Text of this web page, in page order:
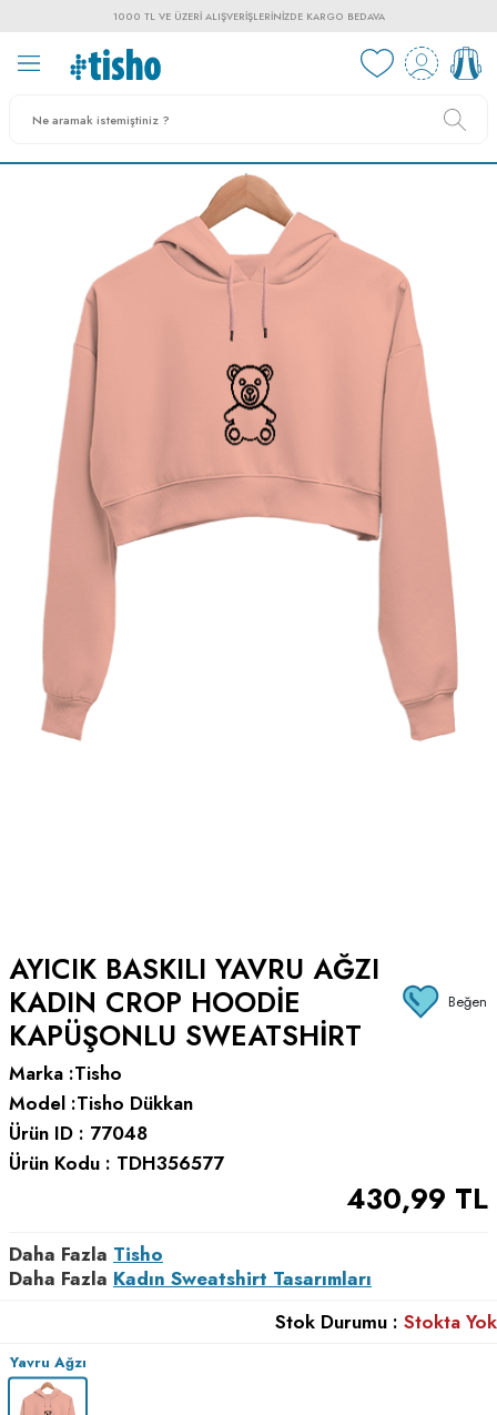
1000 TL VE ÜZERI ALIŞVERIŞLERINIZDE KARGO BEDAVA
AYICIK BASKILI YAVRU AĞZI
KADIN CROP HOODIE
KAPÜŞONLU SWEATSHIRT
Beğen
Marka :Tisho
Model :Tisho Dükkan
Ürün ID : 77048
Ürün Kodu : TDH356577
430,99 TL
Daha Fazla Tisho
Daha Fazla Kadın Sweatshirt Tasarımları
Stok Durumu : Stokta Yok
Yavru Ağzı